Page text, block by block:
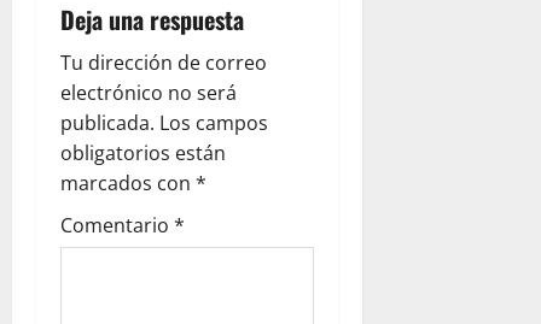
Deja una respuesta
Tu dirección de correo
electrónico no será
publicada. Los campos
obligatorios están
marcados con *
Comentario *